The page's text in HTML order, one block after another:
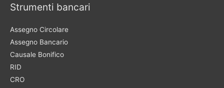
Strumenti bancari
Assegno Circolare
Assegno Bancario
Causale Bonifico
RID
CRO